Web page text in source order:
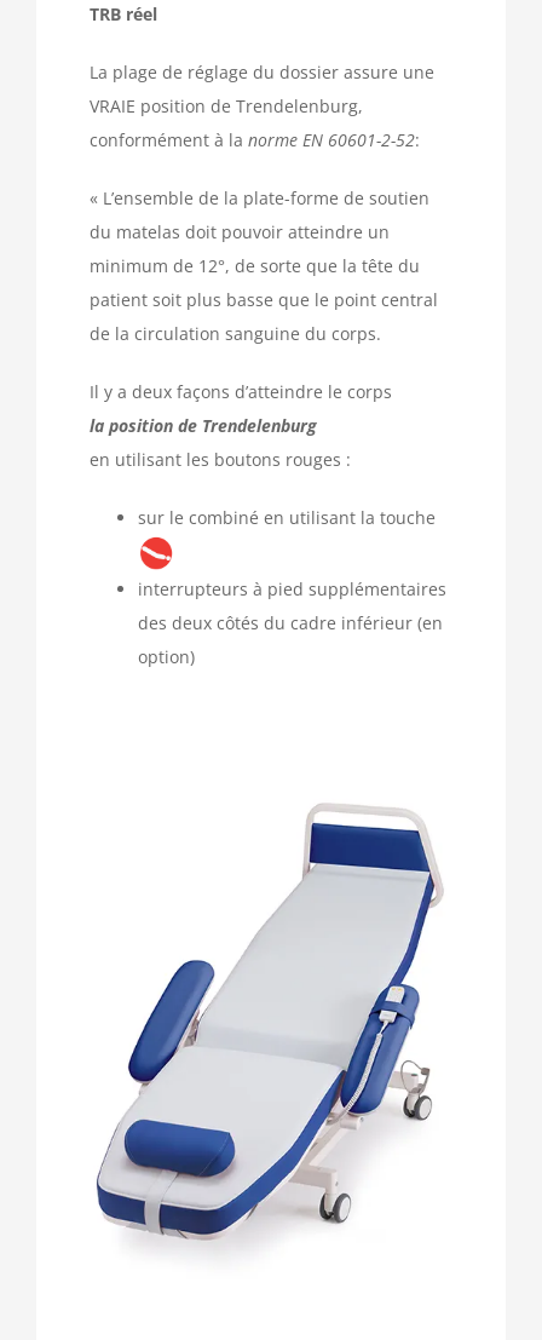
TRB réel
La plage de réglage du dossier assure une
VRAIE position de Trendelenburg,
conformément à la norme EN 60601-2-52:
« L’ensemble de la plate-forme de soutien
du matelas doit pouvoir atteindre un
minimum de 12°, de sorte que la tête du
patient soit plus basse que le point central
de la circulation sanguine du corps.
Il y a deux façons d’atteindre le corps
la position de Trendelenburg
en utilisant les boutons rouges :
sur le combiné en utilisant la touche
interrupteurs à pied supplémentaires
des deux côtés du cadre inférieur (en
option)